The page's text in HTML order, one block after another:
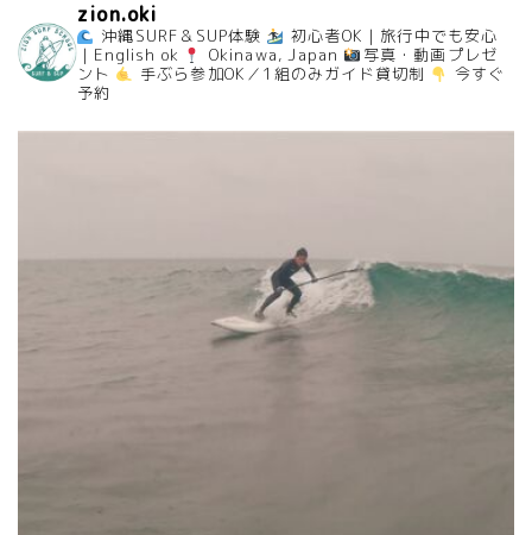
zion.oki
沖縄SURF＆SUP体験
初心者OK｜旅行中でも安心
｜English ok
Okinawa, Japan
写真・動画プレゼ
ント
手ぶら参加OK／1組のみガイド貸切制
今すぐ
予約